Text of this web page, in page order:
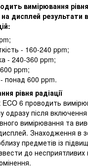
вимірювання
дисплей результати
- 160-240 ppm;
- 240-360 ppm;
ppm;
600 ppm.
рівня радіації
6 проводить
одразу після
вимірювання та
Знаходження в
предметів із
до несприятливих